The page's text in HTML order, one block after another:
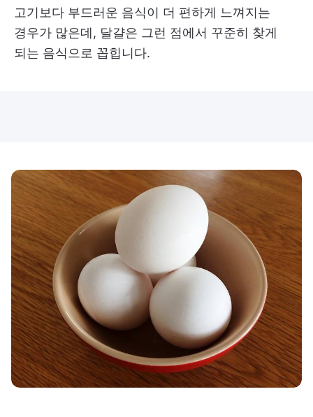
고기보다 부드러운 음식이 더 편하게 느껴지는
경우가 많은데, 달걀은 그런 점에서 꾸준히 찾게
되는 음식으로 꼽힙니다.